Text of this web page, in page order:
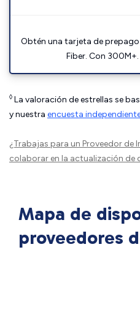
Obtén una tarjeta de
Fiber. Con
◊ La valoración de estrellas se
y nuestra encuesta
¿Trabajas para un Proveedor de
colaborar en la actualización de
Mapa de
proveedores